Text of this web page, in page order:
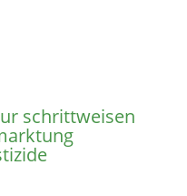
schrittweisen